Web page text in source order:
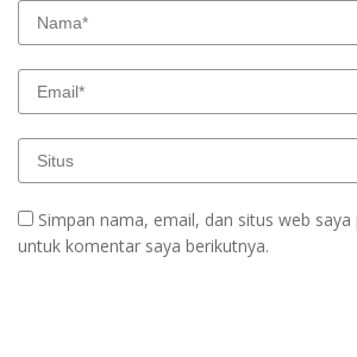
Simpan nama, email, dan situs web
untuk komentar saya berikutnya.